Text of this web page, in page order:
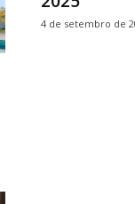
4 de setembro de